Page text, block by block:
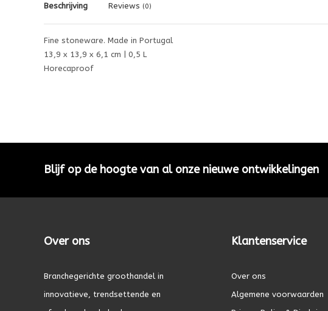
Beschrijving Reviews (0)
Fine stoneware. Made in Portugal
13,9 x 13,9 x 6,1 cm | 0,5 L
Horecaproof
Blijf op de hoogte van al onze nieuwe ontwikkelingen
Over ons
Branchegerichte groothandel in
innovatieve, trendsettende en
Klantenservice
Over ons
Algemene voorwaarden